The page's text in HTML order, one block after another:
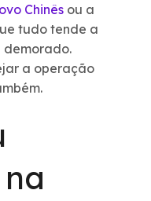
Chinês ou a
tudo tende a
demorado.
a operação